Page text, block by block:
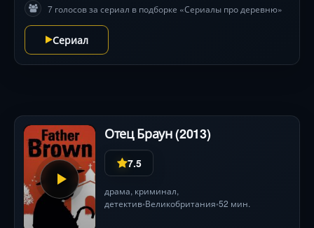
переворачивающий восприятие .
7 голосов за сериал в подборке «Сериалы про деревню»
Сериал
Отец Браун (2013)
7.5
драма, криминал,
детектив•Великобритания•52 мин.